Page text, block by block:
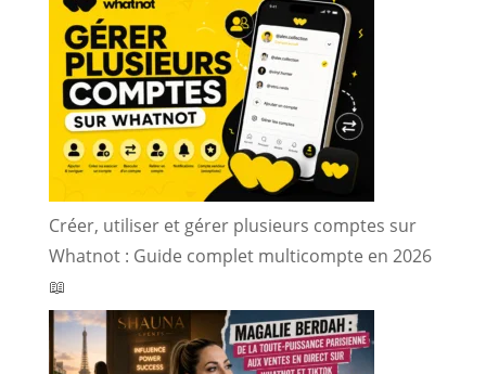
Créer, utiliser et gérer plusieurs comptes sur
Whatnot : Guide complet multicompte en 2026
📖